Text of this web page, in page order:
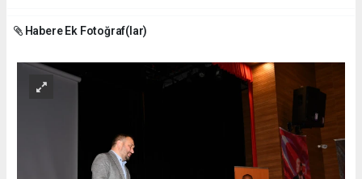
Habere Ek Fotoğraf(lar)